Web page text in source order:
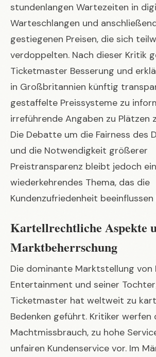
stundenlangen Wartezeiten in
Warteschlangen und
gestiegenen Preisen, die sich
verdoppelten. Nach dieser Kritik
Ticketmaster Besserung und
in Großbritannien künftig
gestaffelte Preissysteme zu
irreführende Angaben zu Plätzen
Die Debatte um die Fairness des
und die Notwendigkeit größerer
Preistransparenz bleibt jedoch ein
wiederkehrendes Thema, das die
Kundenzufriedenheit beeinflussen
Kartellrechtliche Aspekte
Marktbeherrschung
Die dominante Marktstellung von
Entertainment und seiner
Ticketmaster hat weltweit zu
Bedenken geführt. Kritiker werfen
Machtmissbrauch, zu hohe
unfairen Kundenservice vor. Im